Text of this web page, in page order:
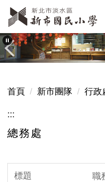
跳
到
主
要
內
區
首頁 新市團隊 行政
:::
總務處
職